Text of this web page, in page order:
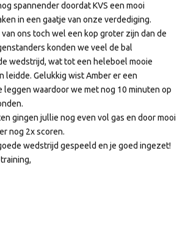
spannender doordat KVS een mooi
in een gaatje van onze verdediging.
ons toch wel een kop groter zijn dan de
konden we veel de bal
wedstrijd, wat tot een heleboel mooie
leidde. Gelukkig wist Amber er een
leggen waardoor we met nog 10 minuten op
gingen jullie nog even vol gas en door mooi
nog 2x scoren.
wedstrijd gespeeld en je goed ingezet!